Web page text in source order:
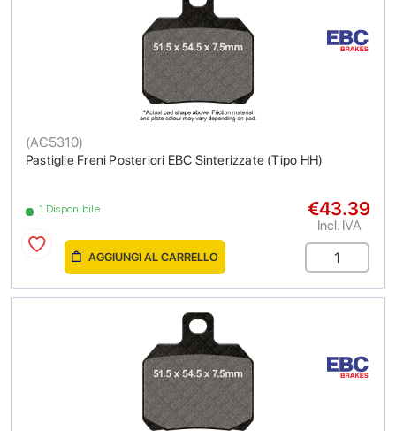
Pastiglie Freni Posteriori EBC Sinterizzate (Tipo HH)
(AC5310)
1 Disponibile €43.39
Incl. IVA
AGGIUNGI AL CARRELLO